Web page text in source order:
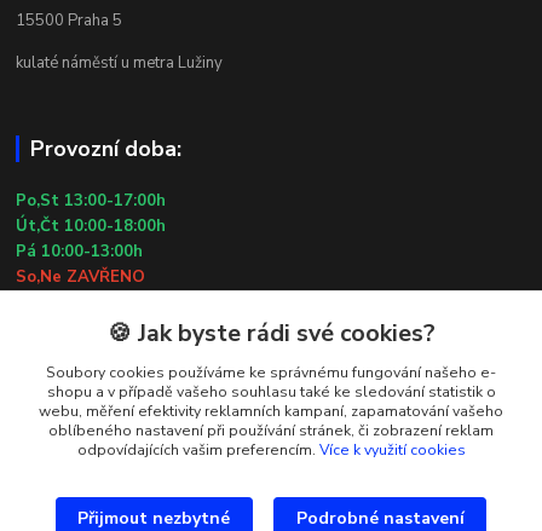
15500 Praha 5
kulaté náměstí u metra Lužiny
Provozní doba:
Po,St 13:00-17:00h
Út,Čt 10:00-18:00h
Pá 10:00-13:00h
So,Ne ZAVŘENO
Kontakty
Simona Kozová
+420 602 181 001
info@vysivanyobchudek.cz
🍪 Jak byste rádi své cookies?
Soubory cookies používáme ke správnému fungování našeho e-
shopu a v případě vašeho souhlasu také ke sledování statistik o
webu, měření efektivity reklamních kampaní, zapamatování vašeho
oblíbeného nastavení při používání stránek, či zobrazení reklam
odpovídajících vašim preferencím. Více k využití cookies
Přijmout nezbytné Podrobné nastavení